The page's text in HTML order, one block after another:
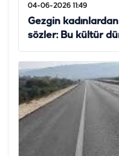
04-06-2026 11:49
Gezgin
sözler: Bu kültür